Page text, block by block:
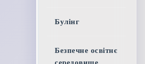
Булінг
Безпечне освітнє